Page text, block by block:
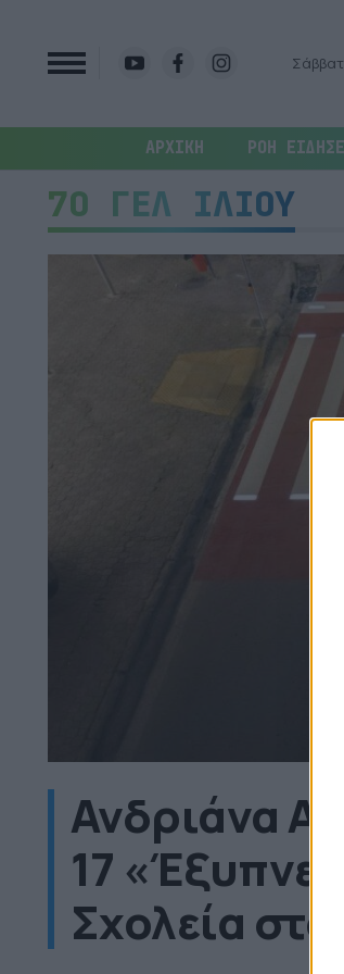
ΑΡΧΙΚΗ ΡΟΗ
7Ο ΓΕΛ ΙΛΙΟΥ
Ανδριάνα
17
Σχολεία στο